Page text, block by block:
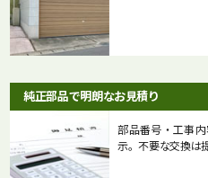
純正部品で明朗なお見積り
部品番号・工事
示。不要な交換は